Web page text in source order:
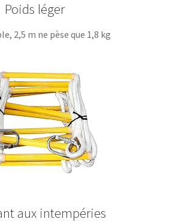
Poids léger
2,5 m ne pèse que 1,8 kg
aux intempéries